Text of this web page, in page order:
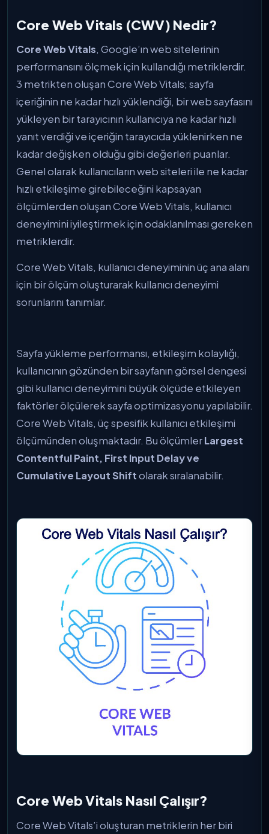
Core Web Vitals (CWV) Nedir?
Core Web Vitals, Google’ın web sitelerinin
performansını ölçmek için kullandığı metriklerdir.
3 metrikten oluşan Core Web Vitals; sayfa
içeriğinin ne kadar hızlı yüklendiği, bir web sayfasını
yükleyen bir tarayıcının kullanıcıya ne kadar hızlı
yanıt verdiği ve içeriğin tarayıcıda yüklenirken ne
kadar değişken olduğu gibi değerleri puanlar.
Genel olarak kullanıcıların web siteleri ile ne kadar
hızlı etkileşime girebileceğini kapsayan
ölçümlerden oluşan Core Web Vitals, kullanıcı
deneyimini iyileştirmek için odaklanılması gereken
metriklerdir.
Core Web Vitals, kullanıcı deneyiminin üç ana alanı
için bir ölçüm oluşturarak kullanıcı deneyimi
sorunlarını tanımlar.
Sayfa yükleme performansı, etkileşim kolaylığı,
kullanıcının gözünden bir sayfanın görsel dengesi
gibi kullanıcı deneyimini büyük ölçüde etkileyen
faktörler ölçülerek sayfa optimizasyonu yapılabilir.
Core Web Vitals, üç spesifik kullanıcı etkileşimi
ölçümünden oluşmaktadır. Bu ölçümlerLargest
Contentful Paint, First Input Delay ve
Cumulative Layout Shiftolarak sıralanabilir.
Core Web Vitals Nasıl Çalışır?
Core Web Vitals’i oluşturan metriklerin her biri